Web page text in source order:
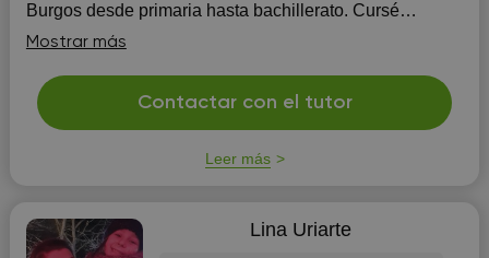
Burgos desde primaria hasta bachillerato. Cursé
bachillerato internacional en el IES Cardenal López de
Mendoza. Tengo una...
Mostrar más
Contactar con el tutor
Leer más
Lina Uriarte